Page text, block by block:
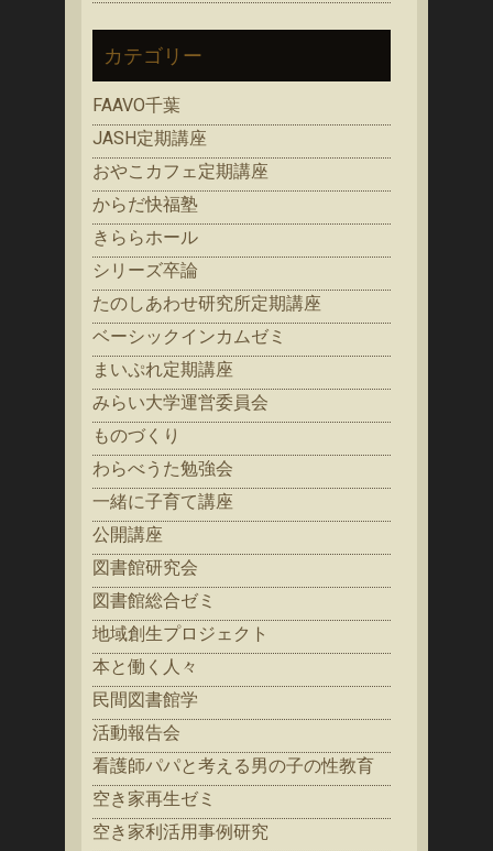
カテゴリー
FAAVO千葉
JASH定期講座
おやこカフェ定期講座
からだ快福塾
きららホール
シリーズ卒論
たのしあわせ研究所定期講座
ベーシックインカムゼミ
まいぷれ定期講座
みらい大学運営委員会
ものづくり
わらべうた勉強会
一緒に子育て講座
公開講座
図書館研究会
図書館総合ゼミ
地域創生プロジェクト
本と働く人々
民間図書館学
活動報告会
看護師パパと考える男の子の性教育
空き家再生ゼミ
空き家利活用事例研究